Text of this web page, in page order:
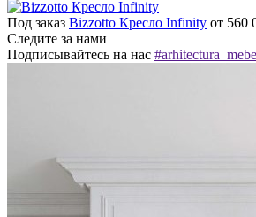
Под заказ Bizzotto Кресло Infinity от 560
Следите за нами
Подписывайтесь на нас